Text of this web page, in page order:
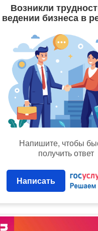
Возникли
ведении бизнеса в
Напишите, чтобы
получить ответ
Написать